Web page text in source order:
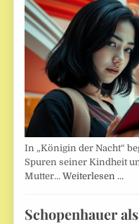
In „Königin der Nacht“
Spuren seiner Kindheit
Mutter…Weiterlesen …
Schopenhauer